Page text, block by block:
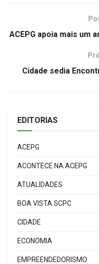
ACEPG apoia mais um
Cidade sedia
EDITORIAS
ACEPG
ACONTECE NA ACEPG
ATUALIDADES
BOA VISTA SCPC
CIDADE
ECONOMIA
EMPREENDEDORISMO